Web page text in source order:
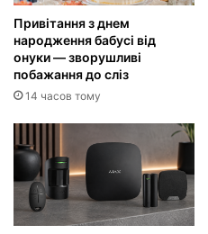
Привітання з днем
народження бабусі від
онуки — зворушливі
побажання до сліз
14 часов тому